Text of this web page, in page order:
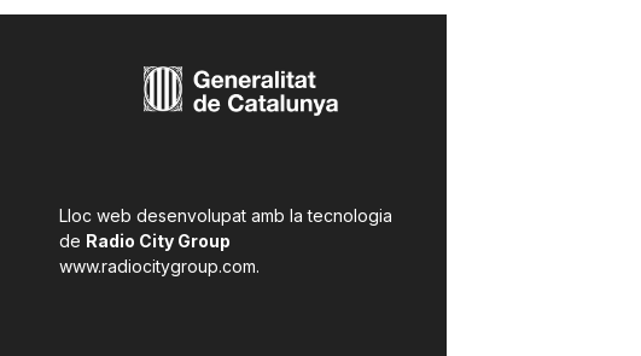
Lloc web desenvolupat amb la tecnologia
de Radio City Group
www.radiocitygroup.com.